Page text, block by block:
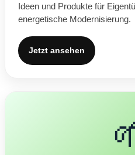
Ideen und Produkte für
energetische Modernisierung.
Jetzt ansehen